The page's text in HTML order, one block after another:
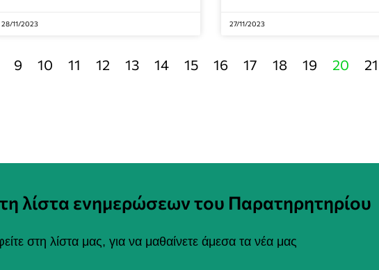
28/11/2023 27/11/2023
9 10 11 12 13 14 15 16 17 18 19 20 21
λίστα ενημερώσεων του Παρατηρητηρίου
στη λίστα μας, για να μαθαίνετε άμεσα τα νέα μας